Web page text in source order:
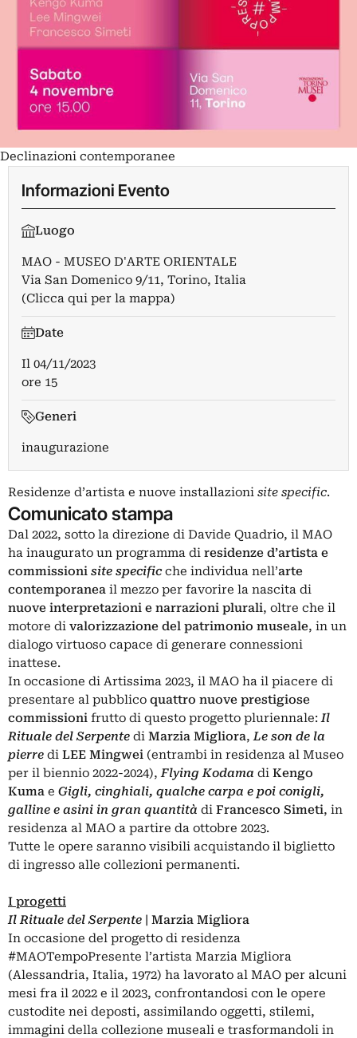
Declinazioni contemporanee
Informazioni Evento
Luogo
MAO - MUSEO D'ARTE ORIENTALE
Via San Domenico 9/11, Torino, Italia
(Clicca qui per la mappa)
Date
Il 04/11/2023
ore 15
Generi
inaugurazione
Residenze d’artista e nuove installazioni site specific.
Comunicato stampa
Dal 2022, sotto la direzione di Davide Quadrio, il MAO
ha inaugurato un programma di residenze d’artista e
commissioni site specific che individua nell’arte
contemporanea il mezzo per favorire la nascita di
nuove interpretazioni e narrazioni plurali, oltre che il
motore di valorizzazione del patrimonio museale, in un
dialogo virtuoso capace di generare connessioni
inattese.
In occasione di Artissima 2023, il MAO ha il piacere di
presentare al pubblico quattro nuove prestigiose
commissioni frutto di questo progetto pluriennale:Il
Rituale del Serpente di Marzia Migliora,Le son de la
pierre di LEE Mingwei (entrambi in residenza al Museo
per il biennio 2022-2024),Flying Kodama di Kengo
Kuma e Gigli, cinghiali, qualche carpa e poi conigli,
galline e asini in gran quantità di Francesco Simeti, in
residenza al MAO a partire da ottobre 2023.
Tutte le opere saranno visibili acquistando il biglietto
di ingresso alle collezioni permanenti.
I progetti
Il Rituale del Serpente | Marzia Migliora
In occasione del progetto di residenza
#MAOTempoPresente l’artista Marzia Migliora
(Alessandria, Italia, 1972) ha lavorato al MAO per alcuni
mesi fra il 2022 e il 2023, confrontandosi con le opere
custodite nei deposti, assimilando oggetti, stilemi,
immagini della collezione museali e trasformandoli in